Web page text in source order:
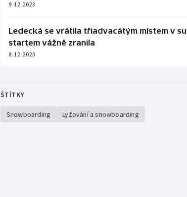
9. 12. 2023
Ledecká se vrátila třiadvacátým místem v
startem vážně zranila
8. 12. 2023
ŠTÍTKY
Snowboarding Lyžování a snowboarding